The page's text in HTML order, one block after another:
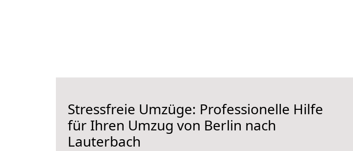
Stressfreie Umzüge: Professionelle Hilfe
für Ihren Umzug von Berlin nach
Lauterbach